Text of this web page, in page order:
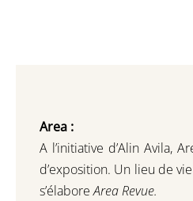
Area :
A l’initiative d’Alin Avila,
d’exposition. Un lieu de
s’élaboreArea Revue.